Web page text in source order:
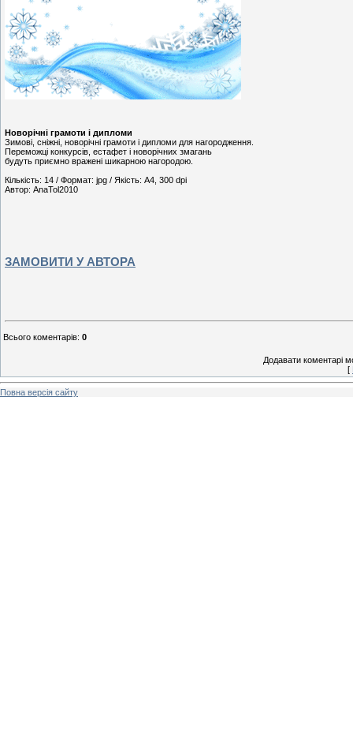
Новорічні грамоти і дипломи
Зимові, сніжні, новорічні грамоти і дипломи для нагородження.
Переможці конкурсів, естафет і новорічних змагань
будуть приємно вражені шикарною нагородою.
Кількість: 14 / Формат: jpg / Якість: А4, 300 dpi
Автор: AnaTol2010
ЗАМОВИТИ У АВТОРА
Всього коментарів: 0
Додавати коментарі
[
Повна версія сайту